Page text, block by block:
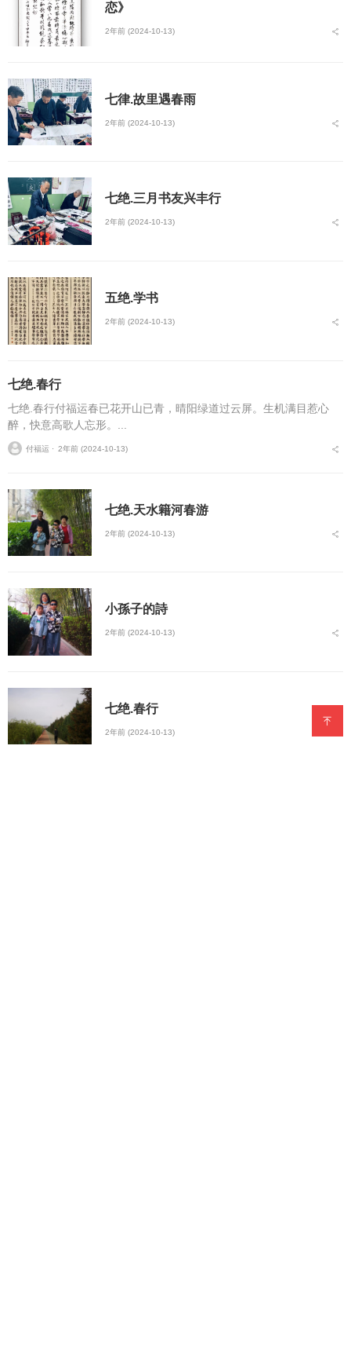
恋》
2年前 (2024-10-13)
七律.故里遇春雨
2年前 (2024-10-13)
七绝.三月书友兴丰行
2年前 (2024-10-13)
五绝.学书
2年前 (2024-10-13)
七绝.春行
七绝.春行付福运春已花开山已青，晴阳绿道过云屏。生机满目惹心
醉，快意高歌人忘形。...
付福运 ⋅ 2年前 (2024-10-13)
七绝.天水籍河春游
2年前 (2024-10-13)
小孫子的詩
2年前 (2024-10-13)
七绝.春行
2年前 (2024-10-13)